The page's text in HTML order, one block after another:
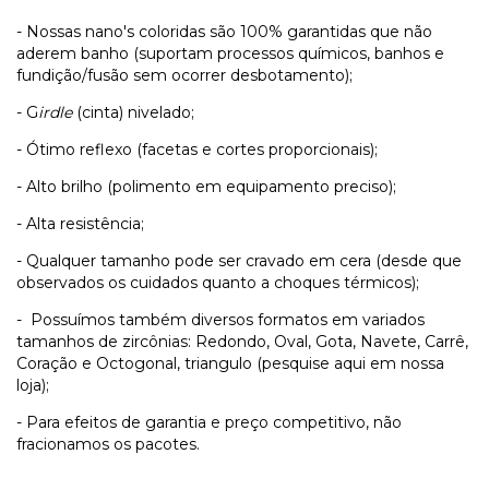
- Nossas nano's coloridas são 100% garantidas que não
aderem banho (suportam processos químicos, banhos e
fundição/fusão sem ocorrer desbotamento);
- Girdle(cinta) nivelado;
- Ótimo reflexo (facetas e cortes proporcionais);
- Alto brilho (polimento em equipamento preciso);
- Alta resistência;
- Qualquer tamanho pode ser cravado em cera (desde que
observados os cuidados quanto a choques térmicos);
- Possuímos também diversos formatos em variados
tamanhos de zircônias: Redondo, Oval, Gota, Navete, Carrê,
Coração e Octogonal, triangulo (pesquise aqui em nossa
loja);
- Para efeitos de garantia e preço competitivo, não
fracionamos os pacotes.